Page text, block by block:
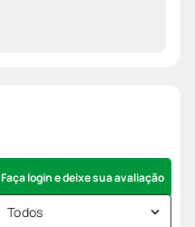
Faça login e deixe sua avaliação
Todos